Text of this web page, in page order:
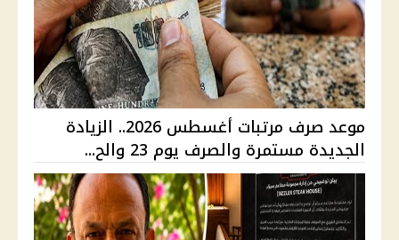
موعد صرف مرتبات أغسطس 2026.. الزيادة
الجديدة مستمرة والصرف يوم 23 والح...